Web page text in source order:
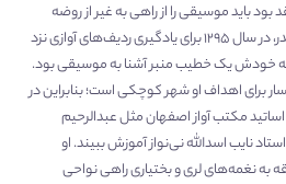
باید موسیقی را از راهی به غیر از روضه
شروع کند؛ در نتیجه بر خلاف نظر پدر، در سال ۱۲۹۵ برای یادگیری ردیف‌های آوازی نزد
که خودش یک خطیب منبر آشنا به موسیقی بود.
برای اهداف او شهر کوچکی است؛ بنابراین در
نزد اساتید مکتب آواز اصفهان مثل عبدالرحیم
نایب اسدالله نی‌نواز آموزش ببیند. او
به علت علاقه به نغمه‌های لری و بختیاری راهی نواحی